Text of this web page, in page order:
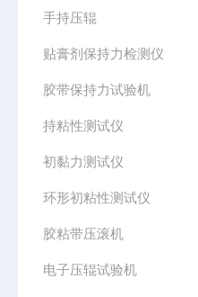
手持压辊
贴膏剂保持力检测仪
胶带保持力试验机
持粘性测试仪
初黏力测试仪
环形初粘性测试仪
胶粘带压滚机
电子压辊试验机